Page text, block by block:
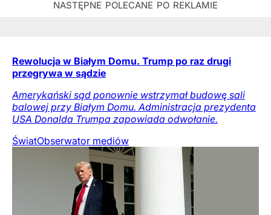
Rewolucja w Białym Domu. Trump po raz drugi
przegrywa w sądzie
Amerykański sąd ponownie wstrzymał budowę sali
balowej przy Białym Domu. Administracja prezydenta
USA Donalda Trumpa zapowiada odwołanie.
ŚwiatObserwator mediów